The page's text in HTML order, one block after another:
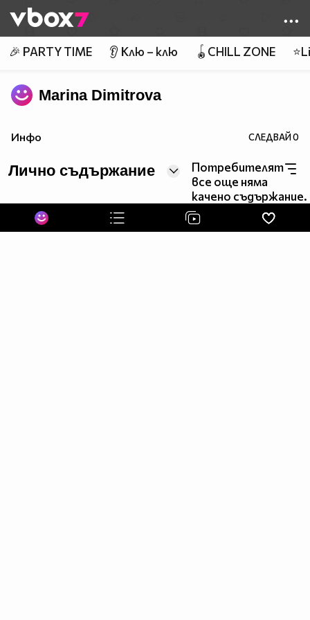
👾
🎉 PARTY TIME 👂 Клю – клю 🪀CHILL ZONE
Marina Dimitrova
Инфо СЛЕДВАЙ0
Лично съдържание
Потребителят
все още няма
качено съдържание.